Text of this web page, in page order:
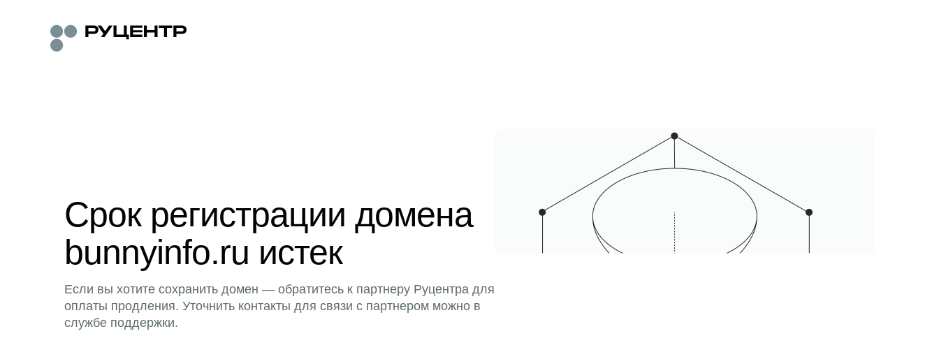
Срок регистрации домена
bunnyinfo.ru истек
Если вы хотите сохранить домен — обратитесь к партнеру Руцентра для
оплаты продления. Уточнить контакты для связи с партнером можно в
службе поддержки.